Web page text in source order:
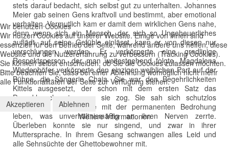
stets darauf bedacht, sich selbst gut zu unterhalten. Johannes
Meier gab seinen Gens kraftvoll und bestimmt, aber emotional
verhalten. Vermutlich kam er damit dem wirklichen Gens nahe,
denn wenn sich ein Mensch, der sich so Ungeheuerliches
auflädt, auf seine Gefühle einlässt, kann er von diesen nur
verschlungen werden. Er verkörperte eine gradlinige
Respektsperson, der man weitestgehend folgte. Magdalena
Wiedenhöfer verkörperte den einzigen weiblichen Part auf der
Bühne, die Sängerin Chaja. Sie war den Begehrlichkeiten
Kittels ausgesetzt, der schon mit dem ersten Satz das
Damoklesschwert gegen sie zog. Sie sah sich schutzlos
ausgeliefert und musste mit der permanenten Bedrohung
leben, was unverhältnismäßig an ihren Nerven zerrte.
Überleben konnte sie nur singend, und zwar in ihrer
Muttersprache. In ihrem Gesang schwangen alles Leid und
alle Sehnsüchte der Ghettobewohner mit.
Wir benutzen Cookies
Wir nutzen Cookies auf unserer Website. Einige von ihnen sind
essenziell für den Betrieb der Seite, während andere uns helfen, diese
Website und die Nutzererfahrung zu verbessern (Tracking Cookies).
Sie können selbst entscheiden, ob Sie die Cookies zulassen möchten.
Bitte beachten Sie, dass bei einer Ablehnung womöglich nicht mehr
alle Funktionalitäten der Seite zur Verfügung stehen.
Akzeptieren
Ablehnen
Weitere Informationen